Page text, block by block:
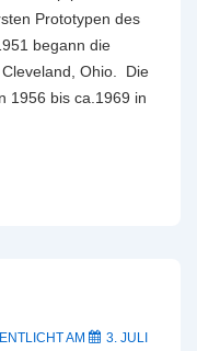
Prototypen des
begann die
Ohio. Die
1956 bis ca.1969 in
AM
3. JULI